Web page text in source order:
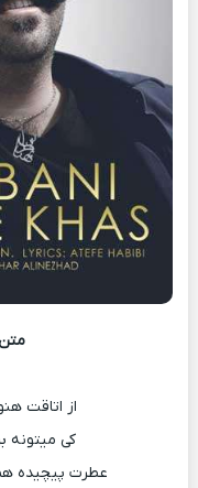
از اتاقت
کی میتونه
عطرت پیچیده